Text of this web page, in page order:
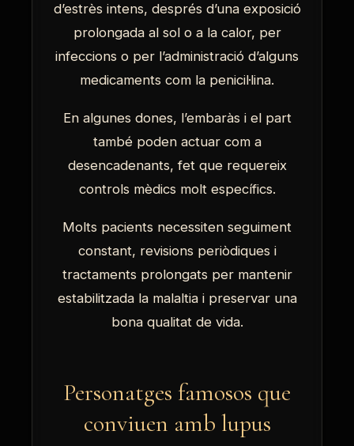
Ves ald’estrès intens, després d’una exposició
prolongada al sol o a la calor, per
infeccions o per l’administració d’alguns
medicaments com la penicil·lina.
En algunes dones, l’embaràs i el part
també poden actuar com a
desencadenants, fet que requereix
controls mèdics molt específics.
Molts pacients necessiten seguiment
constant, revisions periòdiques i
tractaments prolongats per mantenir
estabilitzada la malaltia i preservar una
bona qualitat de vida.
Personatges famosos que
conviuen amb lupus